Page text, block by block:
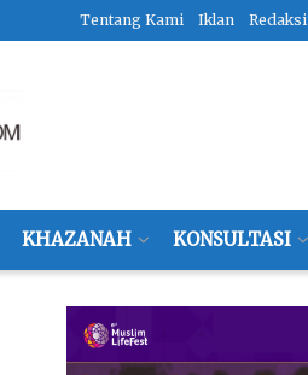
Tentang Kami Iklan Redaksi
KHAZANAH KONSULTASI